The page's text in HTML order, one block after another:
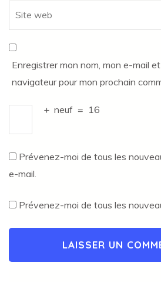
Enregistrer mon nom, mon e-mail
navigateur pour mon prochain
+ neuf = 16
Prévenez-moi de tous les
e-mail.
Prévenez-moi de tous les